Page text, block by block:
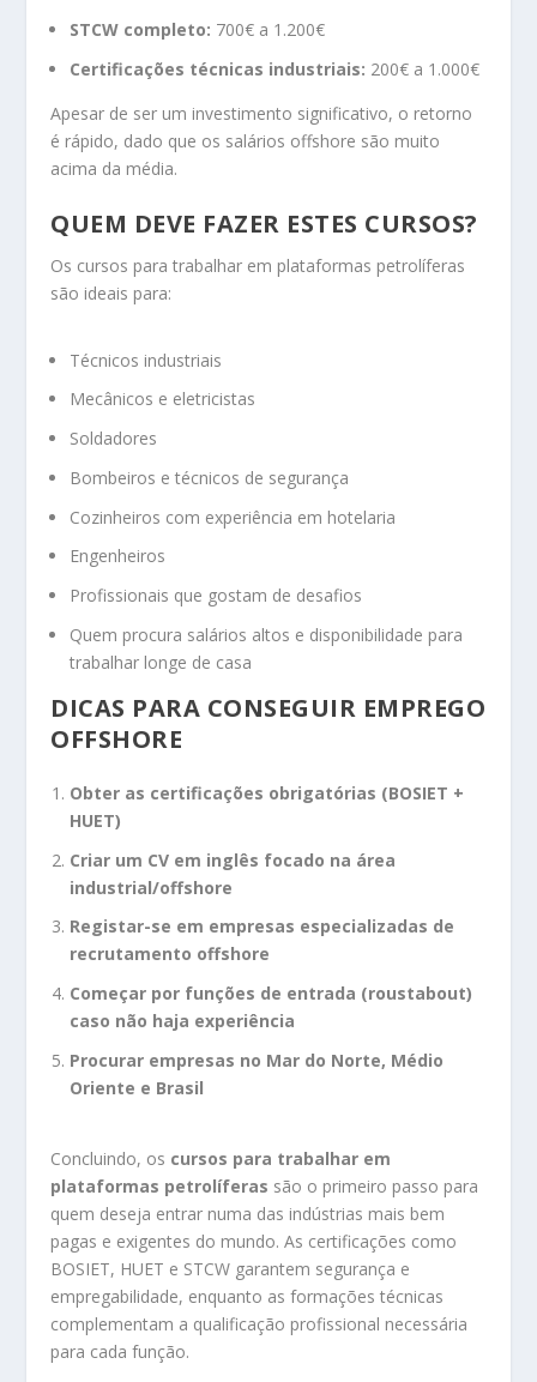
STCW completo: 700€ a 1.200€
Certificações técnicas industriais: 200€ a 1.000€
Apesar de ser um investimento significativo, o retorno
é rápido, dado que os salários offshore são muito
acima da média.
QUEM DEVE FAZER ESTES CURSOS?
Os cursos para trabalhar em plataformas petrolíferas
são ideais para:
Técnicos industriais
Mecânicos e eletricistas
Soldadores
Bombeiros e técnicos de segurança
Cozinheiros com experiência em hotelaria
Engenheiros
Profissionais que gostam de desafios
Quem procura salários altos e disponibilidade para
trabalhar longe de casa
DICAS PARA CONSEGUIR EMPREGO
OFFSHORE
Obter as certificações obrigatórias (BOSIET +
HUET)
Criar um CV em inglês focado na área
industrial/offshore
Registar-se em empresas especializadas de
recrutamento offshore
Começar por funções de entrada (roustabout)
caso não haja experiência
Procurar empresas no Mar do Norte, Médio
Oriente e Brasil
Concluindo, os cursos para trabalhar em
plataformas petrolíferas são o primeiro passo para
quem deseja entrar numa das indústrias mais bem
pagas e exigentes do mundo. As certificações como
BOSIET, HUET e STCW garantem segurança e
empregabilidade, enquanto as formações técnicas
complementam a qualificação profissional necessária
para cada função.